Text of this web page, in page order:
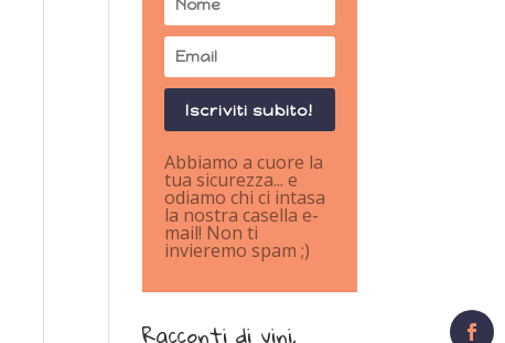
Iscriviti subito!
Abbiamo a cuore la
tua sicurezza... e
odiamo chi ci intasa
la nostra casella e-
mail! Non ti
invieremo spam ;)
Racconti di vini,